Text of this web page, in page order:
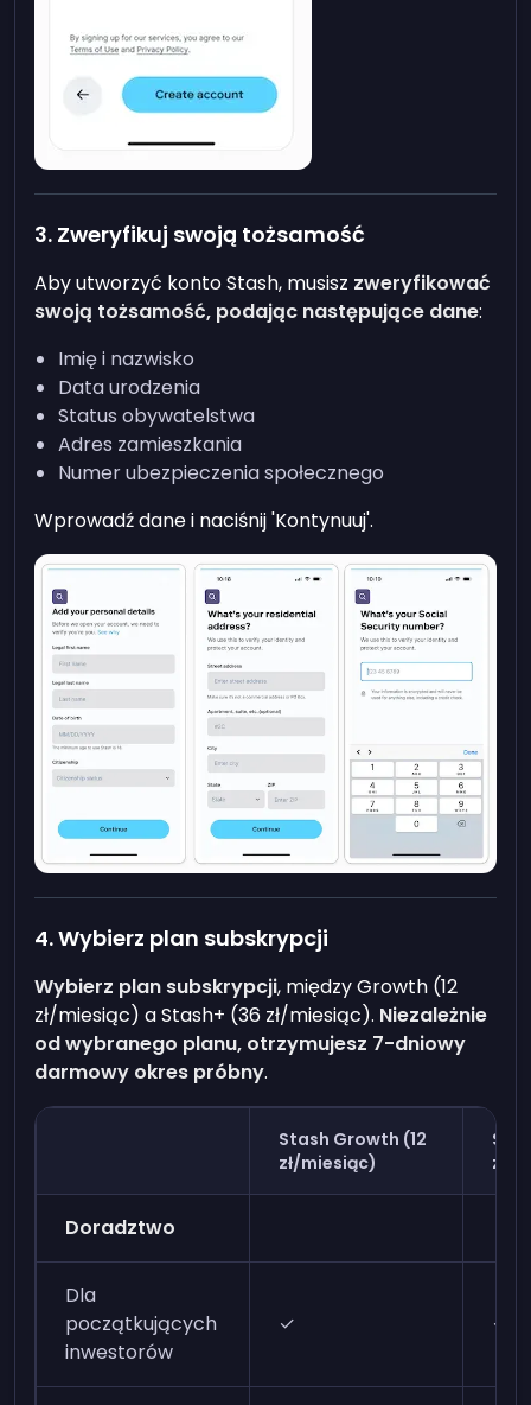
3. Zweryfikuj swoją tożsamość
Aby utworzyć konto Stash, musisz zweryfikować
swoją tożsamość, podając następujące dane:
Imię i nazwisko
Data urodzenia
Status obywatelstwa
Adres zamieszkania
Numer ubezpieczenia społecznego
Wprowadź dane i naciśnij 'Kontynuuj'.
4. Wybierz plan subskrypcji
Wybierz plan subskrypcji, między Growth (12
zł/miesiąc) a Stash+ (36 zł/miesiąc). Niezależnie
od wybranego planu, otrzymujesz 7-dniowy
darmowy okres próbny.
Stash Growth (12
zł/miesiąc)
zł/
Doradztwo
Dla
początkujących
inwestorów
✓ ✓